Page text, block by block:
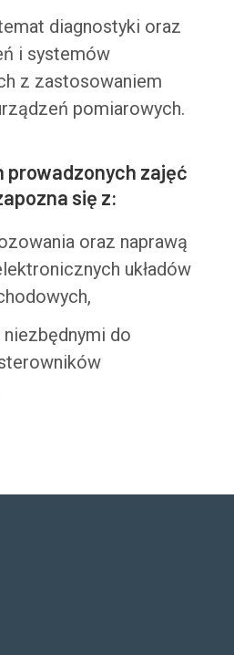
diagnostyki oraz
i systemów
z zastosowaniem
pomiarowych.
prowadzonych zajęć
się z:
oraz naprawą
układów
do